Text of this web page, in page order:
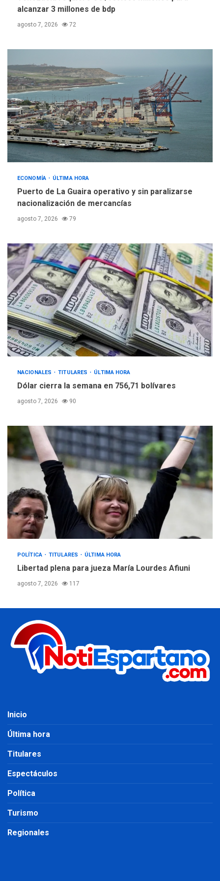
alcanzar 3 millones de bdp
agosto 7, 2026 72
ECONOMÍA ÚLTIMA HORA
Puerto de La Guaira operativo y sin paralizarse
nacionalización de mercancías
agosto 7, 2026 79
NACIONALES TITULARES ÚLTIMA HORA
Dólar cierra la semana en 756,71 bolívares
agosto 7, 2026 90
POLÍTICA TITULARES ÚLTIMA HORA
Libertad plena para jueza María Lourdes Afiuni
agosto 7, 2026 117
Inicio
Última hora
Titulares
Espectáculos
Política
Turismo
Regionales